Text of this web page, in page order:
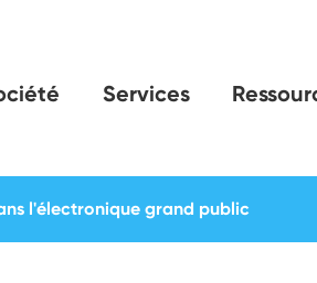
Services
l'électronique grand public